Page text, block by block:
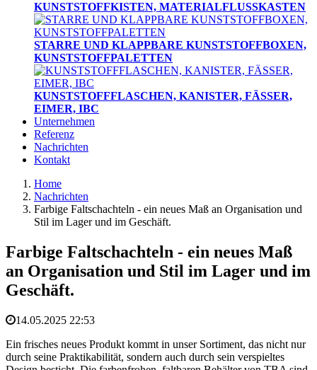
KUNSTSTOFFKISTEN, MATERIALFLUSSKASTEN
STARRE UND KLAPPBARE KUNSTSTOFFBOXEN,
KUNSTSTOFFPALETTEN
KUNSTSTOFFFLASCHEN, KANISTER, FÄSSER,
EIMER, IBC
Unternehmen
Referenz
Nachrichten
Kontakt
Home
Nachrichten
Farbige Faltschachteln - ein neues Maß an Organisation und
Stil im Lager und im Geschäft.
Farbige Faltschachteln - ein neues Maß
an Organisation und Stil im Lager und im
Geschäft.
14.05.2025 22:53
Ein frisches neues Produkt kommt in unser Sortiment, das nicht nur
durch seine Praktikabilität, sondern auch durch sein verspieltes